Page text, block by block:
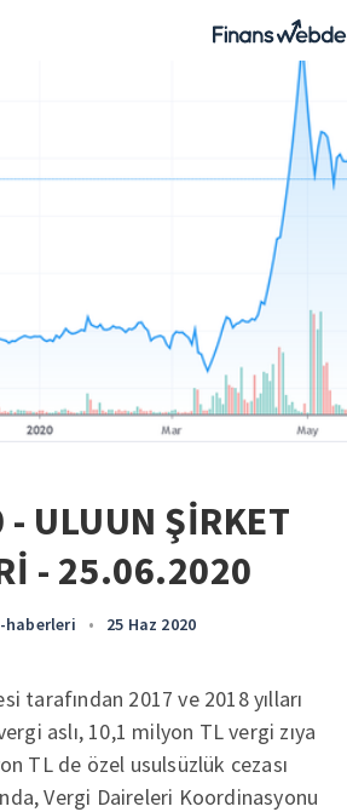
ULUUN ŞİRKET
- 25.06.2020
haberleri • 25 Haz 2020
tarafından 2017 ve 2018 yılları
aslı, 10,1 milyon TL vergi zıya
TL de özel usulsüzlük cezası
Vergi Daireleri Koordinasyonu